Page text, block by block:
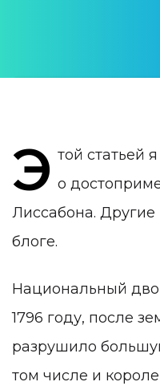
КАТЕГОРИЯ:
Э той статьей
о
Лиссабона. Другие
блоге.
Национальный
1796 году, после
разрушило
том числе и